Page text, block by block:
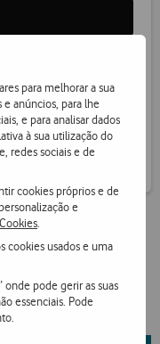
para melhorar a sua
anúncios, para lhe
e para analisar dados
à sua utilização do
redes sociais e de
cookies próprios e de
e
cookies usados e uma
onde pode gerir as suas
essenciais. Pode